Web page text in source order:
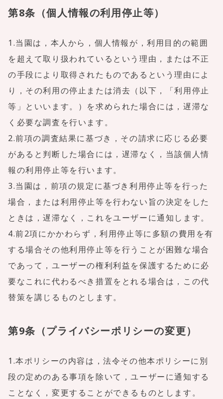
第8条（個人情報の利用停止等）
1.当園は，本人から，個人情報が，利用目的の範囲
を超えて取り扱われているという理由，または不正
の手段により取得されたものであるという理由によ
り，その利用の停止または消去（以下，「利用停止
等」といいます。）を求められた場合には，遅滞な
く必要な調査を行います。
2.前項の調査結果に基づき，その請求に応じる必要
があると判断した場合には，遅滞なく，当該個人情
報の利用停止等を行います。
3.当園は，前項の規定に基づき利用停止等を行った
場合，または利用停止等を行わない旨の決定をした
ときは，遅滞なく，これをユーザーに通知します。
4.前2項にかかわらず，利用停止等に多額の費用を有
する場合その他利用停止等を行うことが困難な場合
であって，ユーザーの権利利益を保護するために必
要なこれに代わるべき措置をとれる場合は，この代
替策を講じるものとします。
第9条（プライバシーポリシーの変更）
1.本ポリシーの内容は，法令その他本ポリシーに別
段の定めのある事項を除いて，ユーザーに通知する
ことなく，変更することができるものとします。